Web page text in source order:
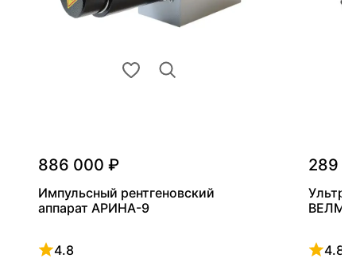
886 000 ₽
Импульсный рентгеновский
аппарат АРИНА-9
4.8
Рейтинг 4.8 из 5
289
4.8